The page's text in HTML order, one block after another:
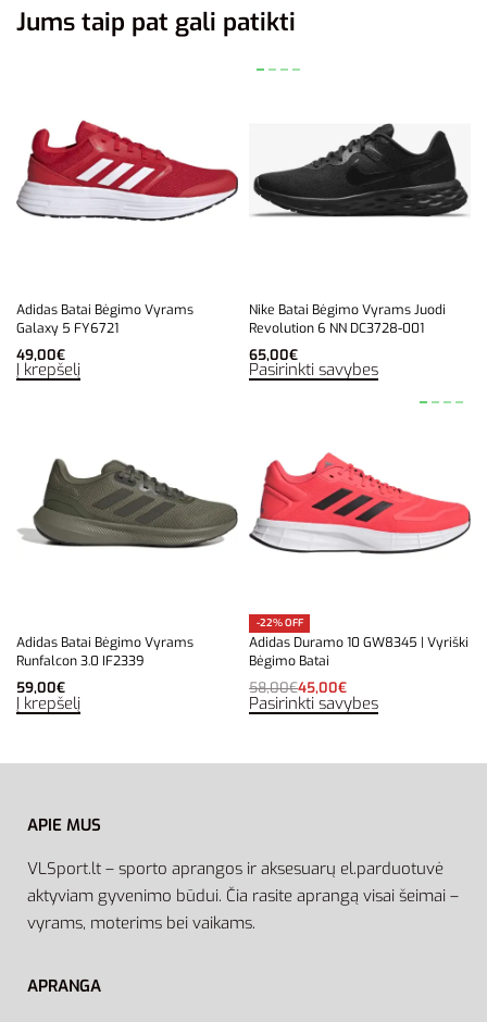
Jums taip pat gali patikti
Adidas Batai Bėgimo Vyrams
Galaxy 5 FY6721
49,00€
Į krepšelį
Nike Batai Bėgimo Vyrams Juodi
Revolution 6 NN DC3728-001
65,00€
Pasirinkti savybes
Adidas Batai Bėgimo Vyrams
Runfalcon 3.0 IF2339
59,00€
Į krepšelį
-22% OFF
Adidas Duramo 10 GW8345 | Vyriški
Bėgimo Batai
58,00€45,00€
Pasirinkti savybes
APIE MUS
VLSport.lt – sporto aprangos ir aksesuarų el.parduotuvė
aktyviam gyvenimo būdui. Čia rasite aprangą visai šeimai –
vyrams, moterims bei vaikams.
APRANGA